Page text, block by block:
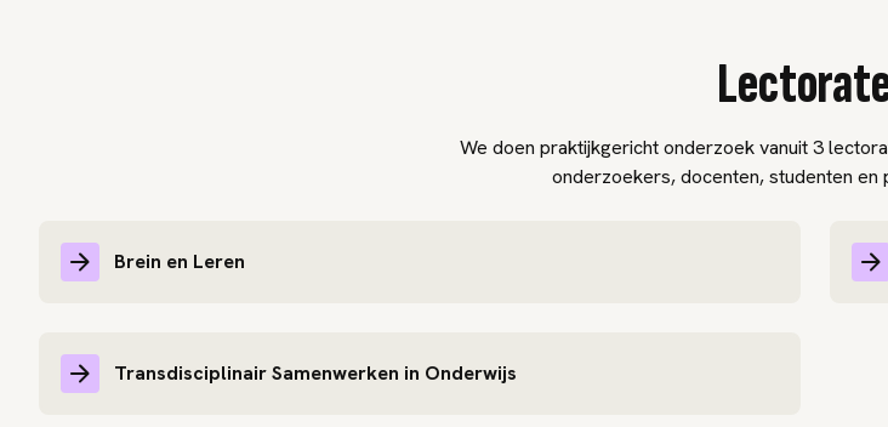
We doen praktijkgericht onderzoek vanuit 3
onderzoekers, docenten, studenten en
Brein en Leren
Transdisciplinair Samenwerken in Onderwijs